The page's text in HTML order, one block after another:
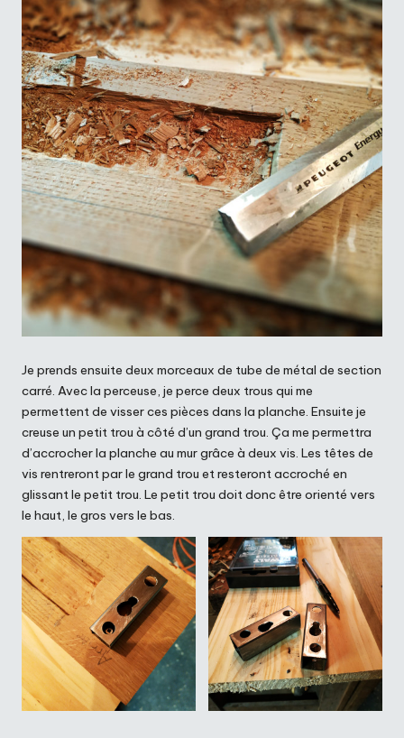
Je prends ensuite deux morceaux de tube de métal de section
carré. Avec la perceuse, je perce deux trous qui me
permettent de visser ces pièces dans la planche. Ensuite je
creuse un petit trou à côté d’un grand trou. Ça me permettra
d’accrocher la planche au mur grâce à deux vis. Les têtes de
vis rentreront par le grand trou et resteront accroché en
glissant le petit trou. Le petit trou doit donc être orienté vers
le haut, le gros vers le bas.